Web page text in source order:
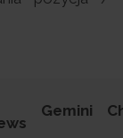
Gemini